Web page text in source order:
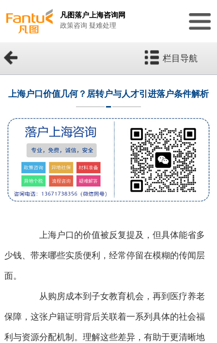
凡图落户上海咨询网
政策咨询 疑难处理
栏目导航
上海户口价值几何？居转户与人才引进落户条件解析
上海户口的价值被反复提及，但具体能省多
少钱、带来哪些实质便利，经常停留在模糊的传闻层
面。
从购房成本到子女教育机会，再到医疗养老
保障，这张户籍证明背后关联着一系列具体的社会福
利与资源分配机制。理解这些差异，有助于更清晰地